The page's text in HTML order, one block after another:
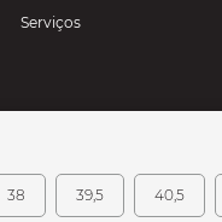
38 39,5 40,5
Serviços